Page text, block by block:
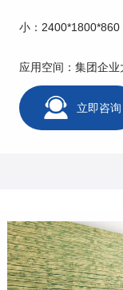
小：2400*1800*860
应用空间：集团企业
立即咨询